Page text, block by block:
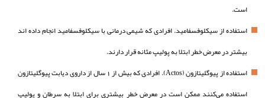
است.
استفاده از سیکلوفسفامید. افرادی که شیمی درمانی با سیکلوفسفامید انجام داده اند
بیشتر در معرض خطر ابتلا به پولیپ مثانه قرار دارند.
استفاده از پیوگلیتازون (Actos). افرادی که بیش از 1 سال از داروی دیابت پیوگلیتازون
استفاده می‌کنند ممکن است در معرض خطر بیشتری برای ابتلا به سرطان و پولیپ